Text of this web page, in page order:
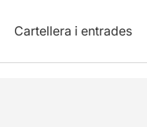
Cartellera i entrades
Fotos i vídeos